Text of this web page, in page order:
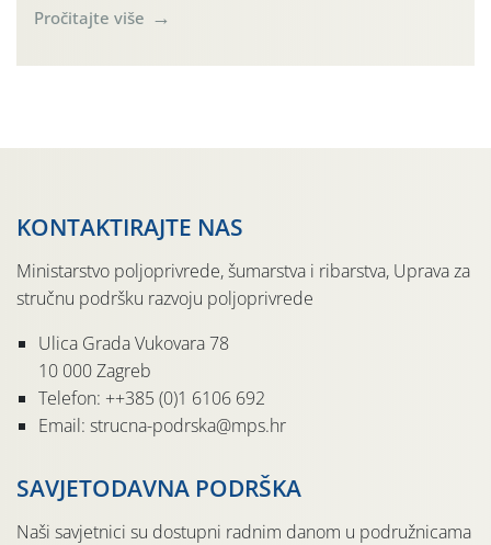
(Rhagoletis completa). Niska brojnost može se objasniti
činjenicom da je riječ o mladim nasadima s vrlo malim
Pročitajte više
KONTAKTIRAJTE NAS
Ministarstvo poljoprivrede, šumarstva i ribarstva, Uprava za
stručnu podršku razvoju poljoprivrede
Ulica Grada Vukovara 78
10 000 Zagreb
Telefon: ++385 (0)1 6106 692
Email: strucna-podrska@mps.hr
SAVJETODAVNA PODRŠKA
Naši savjetnici su dostupni radnim danom u podružnicama